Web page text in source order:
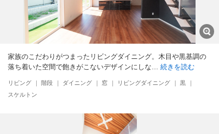
家族のこだわりがつまったリビングダイニング。木目や黒基調の
落ち着いた空間で飽きがこないデザインにしな… 続きを読む
リビング 階段 ダイニング 窓 リビングダイニング 黒
スケルトン